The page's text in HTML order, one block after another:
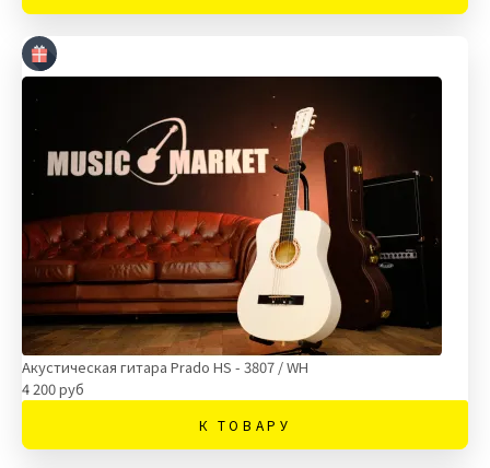
Акустическая гитара Prado HS - 3807 / WH
4 200 руб
К ТОВАРУ